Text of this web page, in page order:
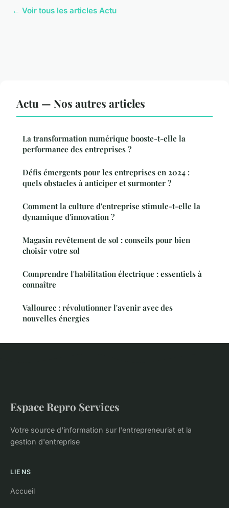
← Voir tous les articles Actu
Actu — Nos autres articles
La transformation numérique booste-t-elle la
performance des entreprises ?
Défis émergents pour les entreprises en 2024 :
quels obstacles à anticiper et surmonter ?
Comment la culture d'entreprise stimule-t-elle la
dynamique d'innovation ?
Magasin revêtement de sol : conseils pour bien
choisir votre sol
Comprendre l'habilitation électrique : essentiels à
connaître
Vallourec : révolutionner l'avenir avec des
nouvelles énergies
Espace Repro Services
Votre source d'information sur l'entrepreneuriat et la
gestion d'entreprise
LIENS
Accueil